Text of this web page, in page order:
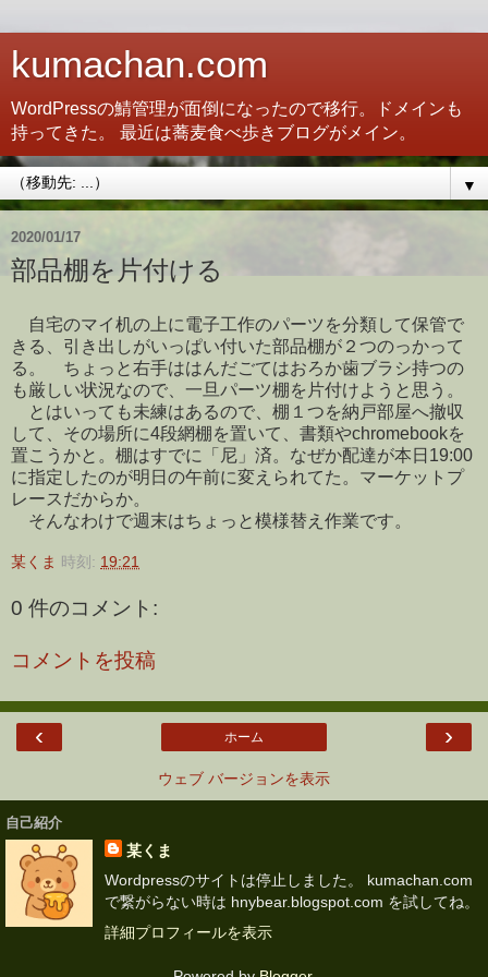
kumachan.com
WordPressの鯖管理が面倒になったので移行。ドメインも
持ってきた。 最近は蕎麦食べ歩きブログがメイン。
▼
2020/01/17
部品棚を片付ける
自宅のマイ机の上に電子工作のパーツを分類して保管で
きる、引き出しがいっぱい付いた部品棚が２つのっかって
る。 ちょっと右手ははんだごてはおろか歯ブラシ持つの
も厳しい状況なので、一旦パーツ棚を片付けようと思う。
とはいっても未練はあるので、棚１つを納戸部屋へ撤収
して、その場所に4段網棚を置いて、書類やchromebookを
置こうかと。棚はすでに「尼」済。なぜか配達が本日19:00
に指定したのが明日の午前に変えられてた。マーケットプ
レースだからか。
そんなわけで週末はちょっと模様替え作業です。
某くま 時刻: 19:21
0 件のコメント:
コメントを投稿
‹ ›
ホーム
ウェブ バージョンを表示
自己紹介
某くま
Wordpressのサイトは停止しました。 kumachan.com
で繋がらない時は hnybear.blogspot.com を試してね。
詳細プロフィールを表示